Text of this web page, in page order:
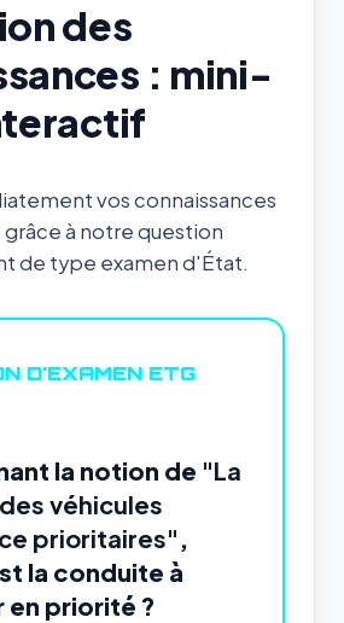
des
: mini-
vos connaissances
à notre question
de type examen d'État.
D'EXAMEN ETG
la notion de "La
véhicules
prioritaires" ,
la conduite à
priorité ?